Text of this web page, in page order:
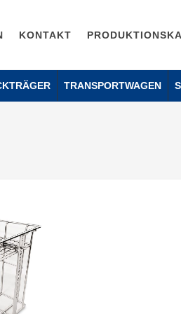
KONTAKT
TRANSPORTWAGEN